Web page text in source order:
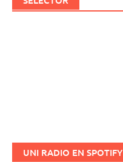
UNI RADIO EN SPOTIFY